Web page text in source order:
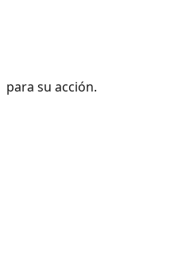
para su acción.